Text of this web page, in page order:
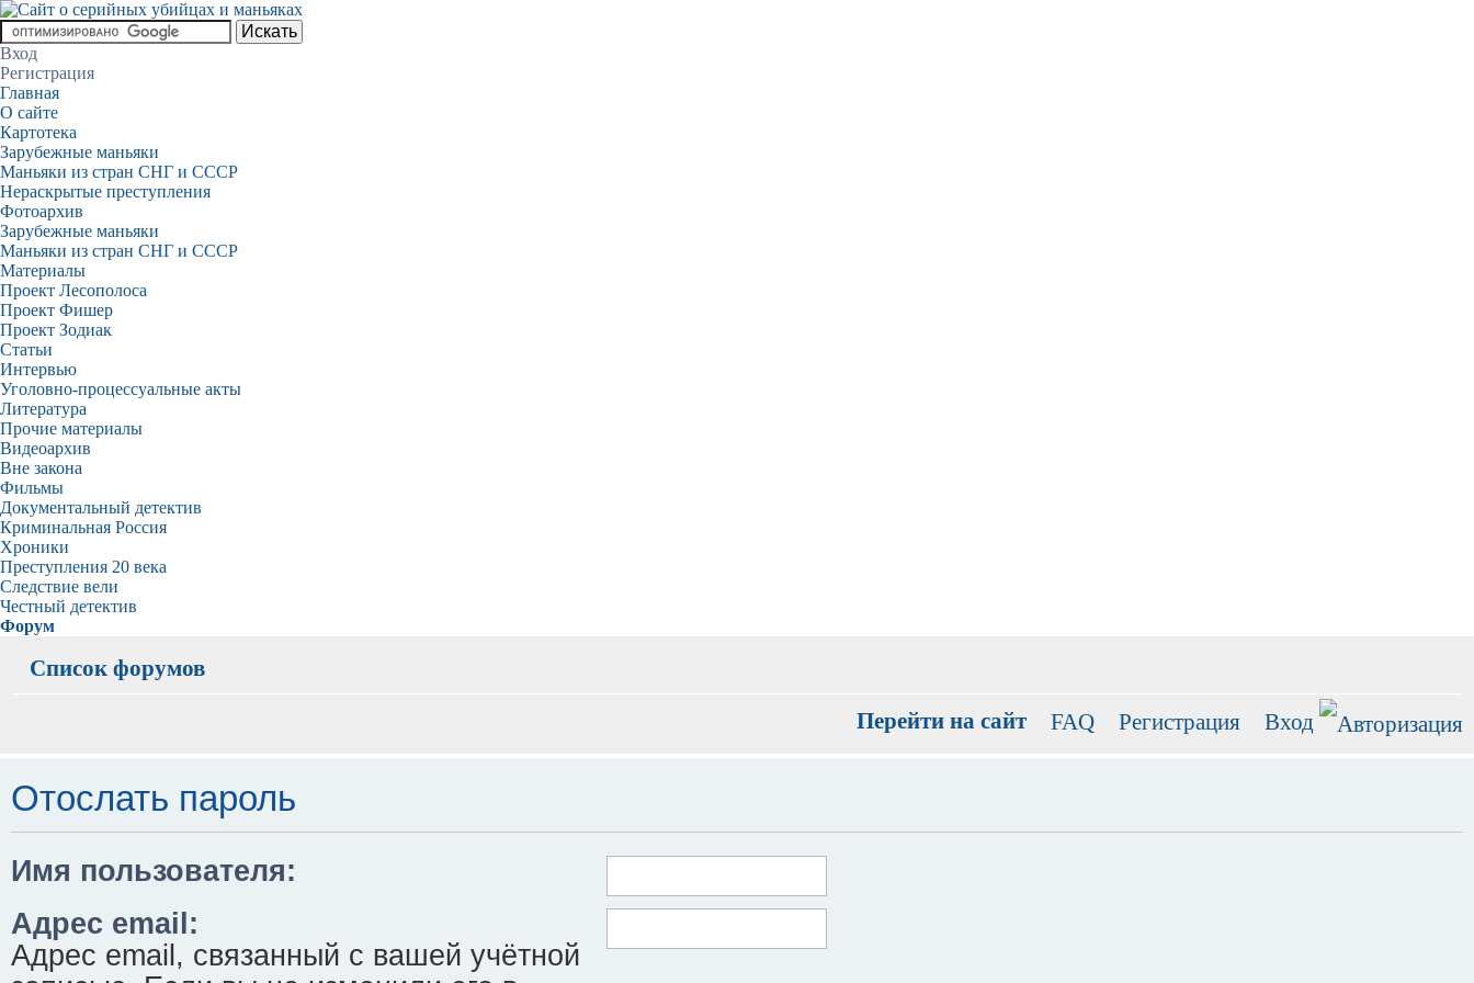
Вход
Регистрация
Главная
О сайте
Картотека
Зарубежные маньяки
Маньяки из стран СНГ и СССР
Нераскрытые преступления
Фотоархив
Зарубежные маньяки
Маньяки из стран СНГ и СССР
Материалы
Проект Лесополоса
Проект Фишер
Проект Зодиак
Статьи
Интервью
Уголовно-процессуальные акты
Литература
Прочие материалы
Видеоархив
Вне закона
Фильмы
Документальный детектив
Криминальная Россия
Хроники
Преступления 20 века
Следствие вели
Честный детектив
Форум
Список форумов
Перейти на сайт FAQ Регистрация Вход
Отослать пароль
Имя пользователя:
Адрес email:
Адрес email, связанный с вашей учётной